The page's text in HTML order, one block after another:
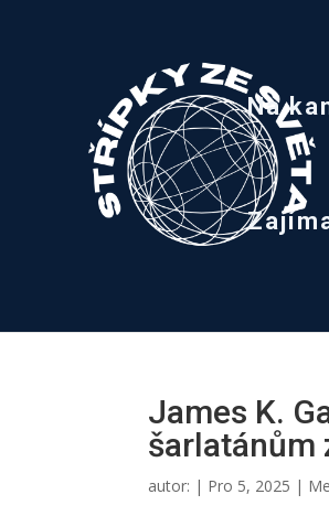
Na
James K.
šarlatánům
autor: | Pro 5, 2025 |